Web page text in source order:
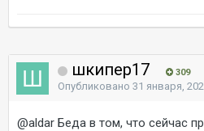
шкипер17 309
Опубликовано 31 января,
@aldar Беда в том, что сейчас